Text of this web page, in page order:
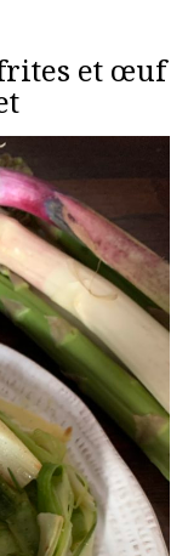
et œuf